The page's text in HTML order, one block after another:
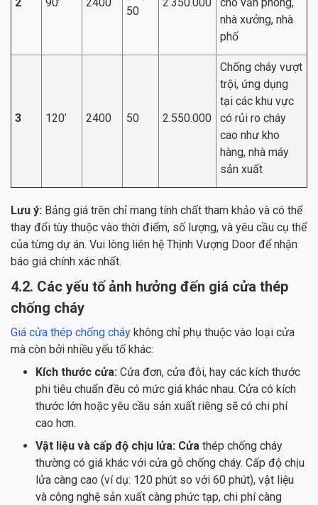
50
nhà xưởng, nhà
phố
3 120’ 2400 50 2.550.000
Chống cháy vượt
trội, ứng dụng
tại các khu vực
có rủi ro cháy
cao như kho
hàng, nhà máy
sản xuất
Lưu ý: Bảng giá trên chỉ mang tính chất tham khảo và có thể
thay đổi tùy thuộc vào thời điểm, số lượng, và yêu cầu cụ thể
của từng dự án. Vui lòng liên hệ Thịnh Vượng Door để nhận
báo giá chính xác nhất.
4.2. Các yếu tố ảnh hưởng đến giá cửa thép
chống cháy
Giá cửa thép chống cháy không chỉ phụ thuộc vào loại cửa
mà còn bởi nhiều yếu tố khác:
Kích thước cửa: Cửa đơn, cửa đôi, hay các kích thước
phi tiêu chuẩn đều có mức giá khác nhau. Cửa có kích
thước lớn hoặc yêu cầu sản xuất riêng sẽ có chi phí
cao hơn.
Vật liệu và cấp độ chịu lửa: Cửa thép chống cháy
thường có giá khác với cửa gỗ chống cháy. Cấp độ chịu
lửa càng cao (ví dụ: 120 phút so với 60 phút), vật liệu
và công nghệ sản xuất càng phức tạp, chi phí càng